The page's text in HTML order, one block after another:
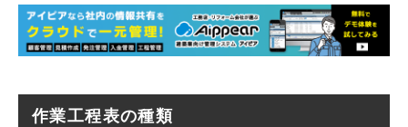
作業工程表の種類